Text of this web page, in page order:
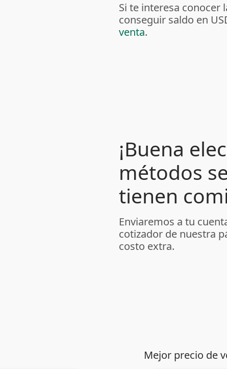
Si te interesa conocer
conseguir saldo en
venta.
¡Buena
métodos
tienen
Enviaremos a tu
cotizador de nuestra
costo extra.
Mejor precio de